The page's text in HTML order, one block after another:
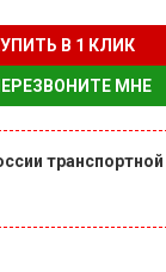
В 1 КЛИК
МНЕ